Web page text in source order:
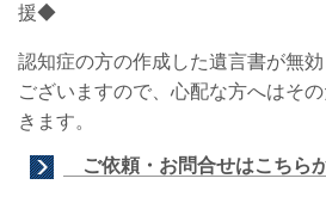
援◆
認知症の方の作成した遺言書が無
ございますので、心配な方へはそ
きます。
ご依頼・お問合せはこちら